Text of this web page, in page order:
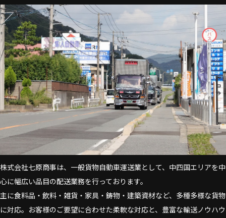
株式会社七原商事は、一般貨物自動車運送業として、中四国エリアを中
心に幅広い品目の配送業務を行っております。
主に食料品・飲料・雑貨・家具・鋳物・建築資材など、多種多様な貨物
に対応。お客様のご要望に合わせた柔軟な対応と、豊富な輸送ノウハウ